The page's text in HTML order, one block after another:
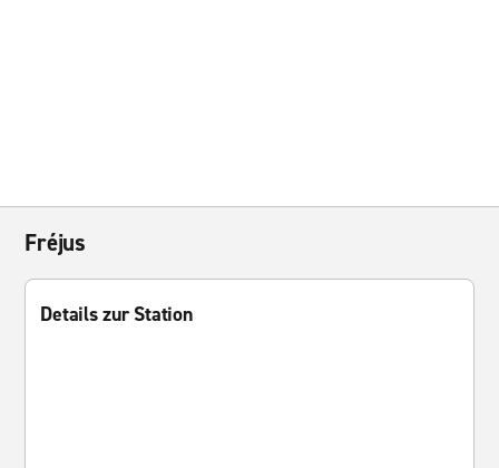
Fréjus
Details zur Station